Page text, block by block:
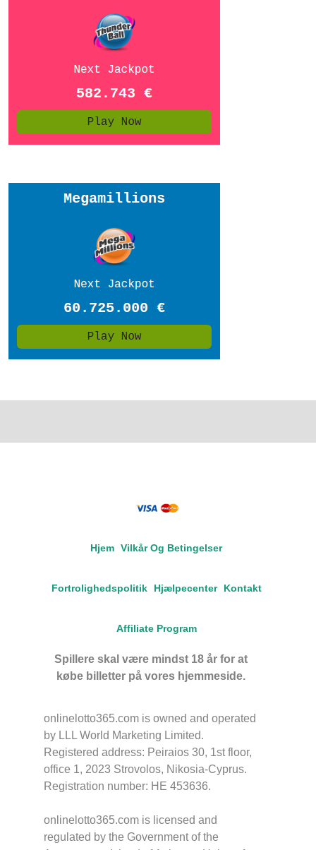
Hjem Vilkår Og Betingelser
Fortrolighedspolitik Hjælpecenter Kontakt
Affiliate Program
Spillere skal være mindst 18 år for at
købe billetter på vores hjemmeside.
onlinelotto365.com is owned and operated
by LLL World Marketing Limited.
Registered address: Peiraios 30, 1st floor,
office 1, 2023 Strovolos, Nikosia-Cyprus.
Registration number: HE 453636.
onlinelotto365.com is licensed and
regulated by the Government of the